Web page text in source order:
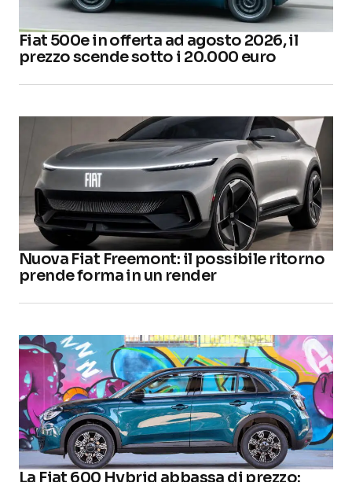
Fiat 500e in offerta ad agosto 2026, il
prezzo scende sotto i 20.000 euro
Nuova Fiat Freemont: il possibile ritorno
prende forma in un render
La Fiat 600 Hybrid abbassa di prezzo: